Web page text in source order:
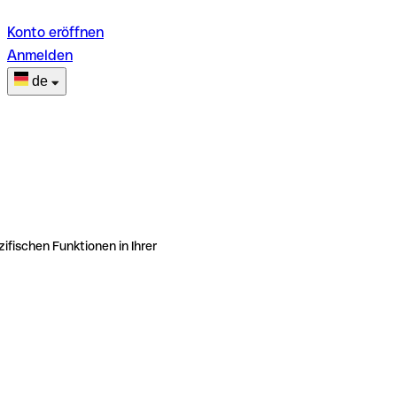
Konto eröffnen
Anmelden
de
Funktionen in Ihrer